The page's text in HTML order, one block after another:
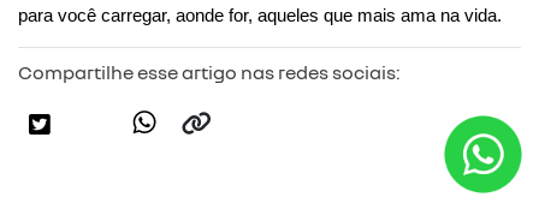
para você carregar, aonde for, aqueles que mais ama na vida.
Compartilhe esse artigo nas redes sociais: